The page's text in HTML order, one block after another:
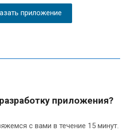
приложение
приложения?
с вами в течение 15 минут.